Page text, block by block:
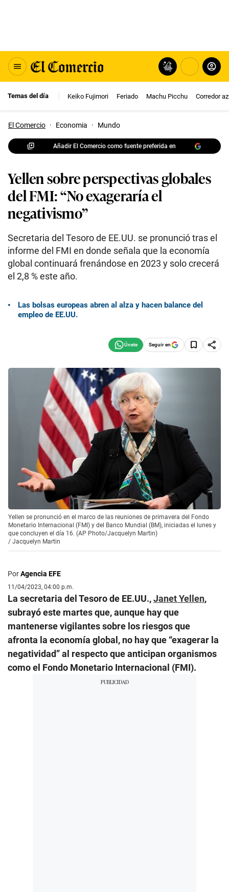
Temas del día Keiko Fujimori Feriado Machu Picchu Corredor
El Comercio · Economia · Mundo
Añadir El Comercio como fuente preferida en
Yellen sobre perspectivas globales
del FMI: “No exageraría el
negativismo”
Secretaria del Tesoro de EE.UU. se pronunció tras el
informe del FMI en donde señala que la economía
global continuará frenándose en 2023 y solo crecerá
el 2,8 % este año.
Las bolsas europeas abren al alza y hacen balance del
empleo de EE.UU.
Seguir en
Yellen se pronunció en el marco de las reuniones de primavera del Fondo
Monetario Internacional (FMI) y del Banco Mundial (BM), iniciadas el lunes y
que concluyen el día 16. (AP Photo/Jacquelyn Martin)
/ Jacquelyn Martin
PorAgencia EFE
11/04/2023, 04:00 p.m.
La secretaria del Tesoro de EE.UU.,Janet Yellen,
subrayó este martes que, aunque hay que
mantenerse vigilantes sobre los riesgos que
afronta la economía global, no hay que “exagerar la
negatividad” al respecto que anticipan organismos
como el Fondo Monetario Internacional (FMI).